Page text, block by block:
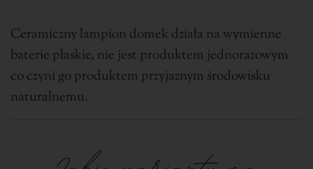
Ceramiczny lampion domek działa na wymienne
baterie płaskie, nie jest produktem jednorazowym
co czyni go produktem przyjaznym środowisku
naturalnemu.